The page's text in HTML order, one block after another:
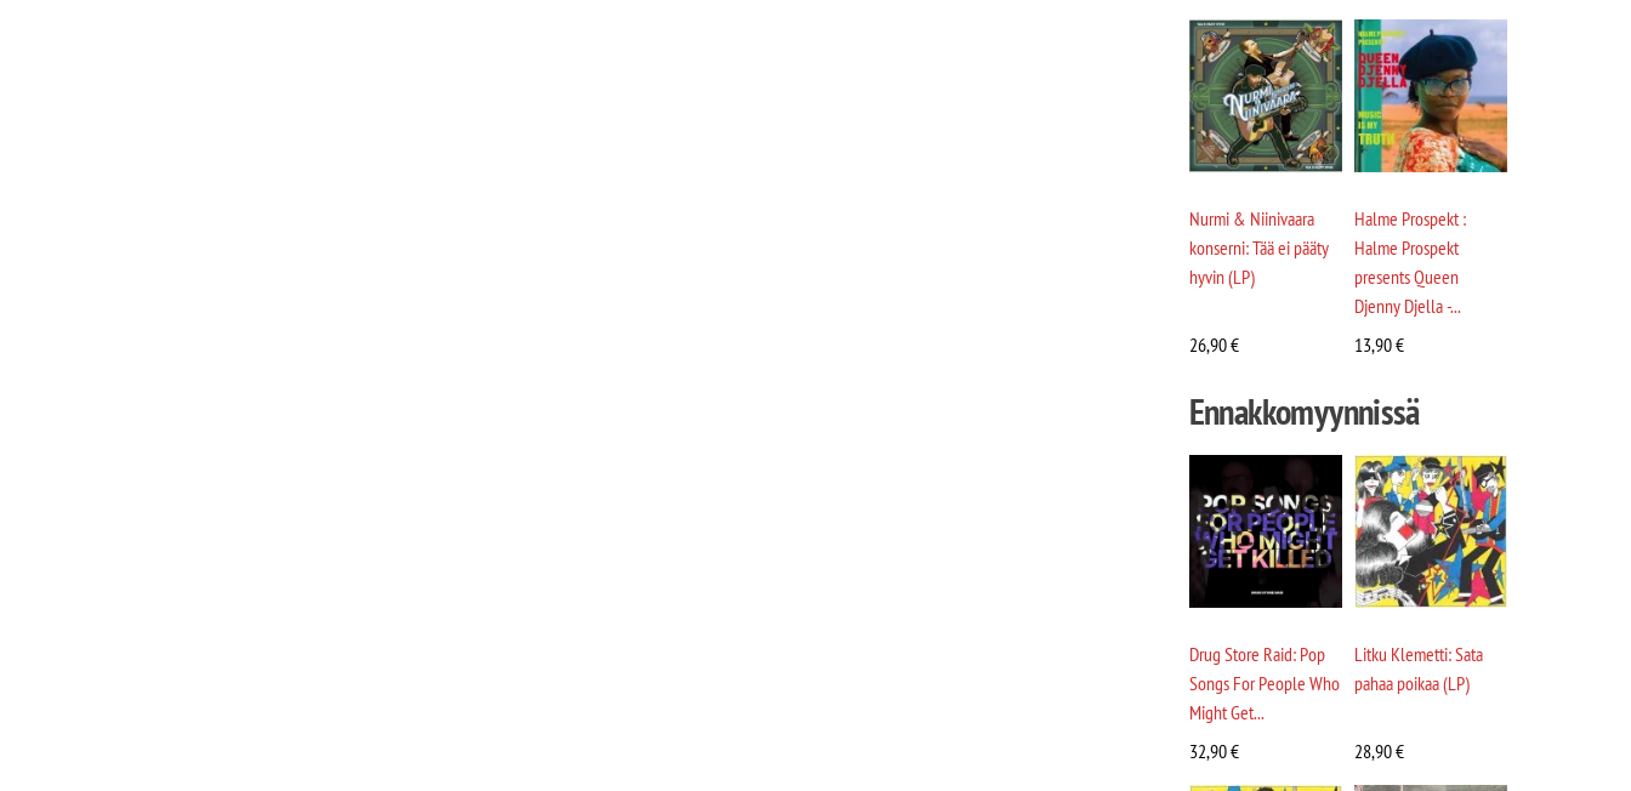
Nurmi & Niinivaara
konserni: Tää ei pääty
hyvin (LP)
26,90€
Halme Prospekt :
Halme Prospekt
presents Queen
Djenny Djella -...
13,90€
Ennakkomyynnissä
Drug Store Raid: Pop
Songs For People Who
Might Get...
32,90€
Litku Klemetti: Sata
pahaa poikaa (LP)
28,90€